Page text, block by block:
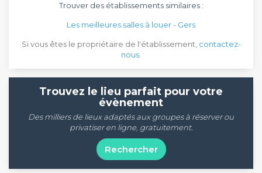
Trouver des établissements similaires :
Les meilleures salles à louer - Gers
Si vous êtes le propriétaire de l'établissement, contactez-
nous
Trouvez le lieu parfait pour votre
évènement
Des milliers de lieux adaptés aux groupes à réserver ou
privatiser en ligne, gratuitement.
Rechercher